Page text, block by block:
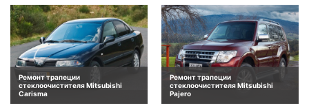
Ремонт трапеции
стеклоочистителя Mitsubishi
Carisma
Ремонт трапеции
стеклоочистителя Mitsubishi
Pajero